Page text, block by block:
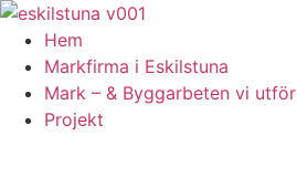
Skip
content
Hem
Markfirma i Eskilstuna
Mark – & Byggarbeten vi utför
Projekt